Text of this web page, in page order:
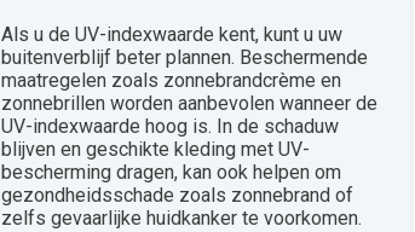
Als u de UV-indexwaarde kent, kunt u uw
buitenverblijf beter plannen. Beschermende
maatregelen zoals zonnebrandcrème en
zonnebrillen worden aanbevolen wanneer de
UV-indexwaarde hoog is. In de schaduw
blijven en geschikte kleding met UV-
bescherming dragen, kan ook helpen om
gezondheidsschade zoals zonnebrand of
zelfs gevaarlijke huidkanker te voorkomen.